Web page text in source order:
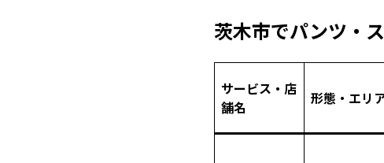
茨木市でパンツ・
サービス・店
舗名
形態・エリ